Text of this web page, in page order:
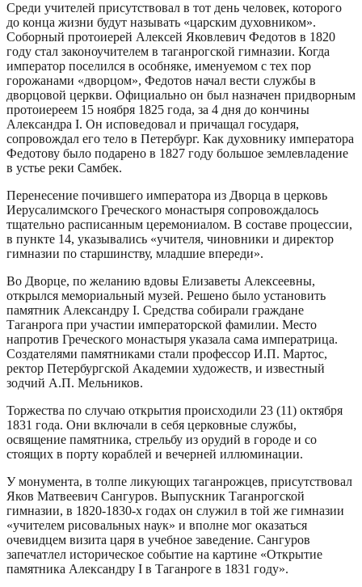
Среди учителей присутствовал в тот день человек, которого
до конца жизни будут называть «царским духовником».
Соборный протоиерей Алексей Яковлевич Федотов в 1820
году стал законоучителем в таганрогской гимназии. Когда
император поселился в особняке, именуемом с тех пор
горожанами «дворцом», Федотов начал вести службы в
дворцовой церкви. Официально он был назначен придворным
протоиереем 15 ноября 1825 года, за 4 дня до кончины
Александра I. Он исповедовал и причащал государя,
сопровождал его тело в Петербург. Как духовнику императора
Федотову было подарено в 1827 году большое землевладение
в устье реки Самбек.
Перенесение почившего императора из Дворца в церковь
Иерусалимского Греческого монастыря сопровождалось
тщательно расписанным церемониалом. В составе процессии,
в пункте 14, указывались «учителя, чиновники и директор
гимназии по старшинству, младшие впереди».
Во Дворце, по желанию вдовы Елизаветы Алексеевны,
открылся мемориальный музей. Решено было установить
памятник Александру I. Средства собирали граждане
Таганрога при участии императорской фамилии. Место
напротив Греческого монастыря указала сама императрица.
Создателями памятниками стали профессор И.П. Мартос,
ректор Петербургской Академии художеств, и известный
зодчий А.П. Мельников.
Торжества по случаю открытия происходили 23 (11) октября
1831 года. Они включали в себя церковные службы,
освящение памятника, стрельбу из орудий в городе и со
стоящих в порту кораблей и вечерней иллюминации.
У монумента, в толпе ликующих таганрожцев, присутствовал
Яков Матвеевич Сангуров. Выпускник Таганрогской
гимназии, в 1820-1830-х годах он служил в той же гимназии
«учителем рисовальных наук» и вполне мог оказаться
очевидцем визита царя в учебное заведение. Сангуров
запечатлел историческое событие на картине «Открытие
памятника Александру I в Таганроге в 1831 году».